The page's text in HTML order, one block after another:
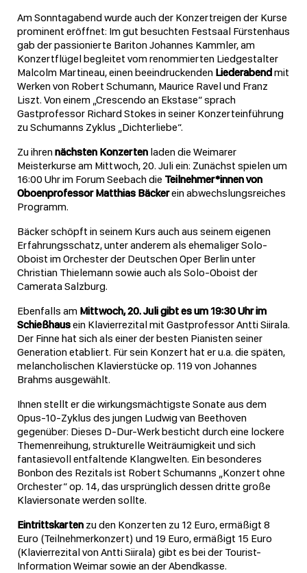
Am Sonntagabend wurde auch der Konzertreigen der Kurse
prominent eröffnet: Im gut besuchten Festsaal Fürstenhaus
gab der passionierte Bariton Johannes Kammler, am
Konzertflügel begleitet vom renommierten Liedgestalter
Malcolm Martineau, einen beeindruckenden Liederabendmit
Werken von Robert Schumann, Maurice Ravel und Franz
Liszt. Von einem „Crescendo an Ekstase“ sprach
Gastprofessor Richard Stokes in seiner Konzerteinführung
zu Schumanns Zyklus „Dichterliebe“.
Zu ihren nächsten Konzerten laden die Weimarer
Meisterkurse am Mittwoch, 20. Juli ein: Zunächst spielen um
16:00 Uhr im Forum Seebach die Teilnehmer*innen von
Oboenprofessor Matthias Bäckerein abwechslungsreiches
Programm.
Bäcker schöpft in seinem Kurs auch aus seinem eigenen
Erfahrungsschatz, unter anderem als ehemaliger Solo-
Oboist im Orchester der Deutschen Oper Berlin unter
Christian Thielemann sowie auch als Solo-Oboist der
Camerata Salzburg.
Ebenfalls am Mittwoch, 20. Juli gibt es um 19:30 Uhr im
Schießhausein Klavierrezital mit Gastprofessor Antti Siirala.
Der Finne hat sich als einer der besten Pianisten seiner
Generation etabliert. Für sein Konzert hat er u.a. die späten,
melancholischen Klavierstücke op. 119 von Johannes
Brahms ausgewählt.
Ihnen stellt er die wirkungsmächtigste Sonate aus dem
Opus-10-Zyklus des jungen Ludwig van Beethoven
gegenüber: Dieses D-Dur-Werk besticht durch eine lockere
Themenreihung, strukturelle Weiträumigkeit und sich
fantasievoll entfaltende Klangwelten. Ein besonderes
Bonbon des Rezitals ist Robert Schumanns „Konzert ohne
Orchester“ op. 14, das ursprünglich dessen dritte große
Klaviersonate werden sollte.
Eintrittskarten zu den Konzerten zu 12 Euro, ermäßigt 8
Euro (Teilnehmerkonzert) und 19 Euro, ermäßigt 15 Euro
(Klavierrezital von Antti Siirala) gibt es bei der Tourist-
Information Weimar sowie an der Abendkasse.